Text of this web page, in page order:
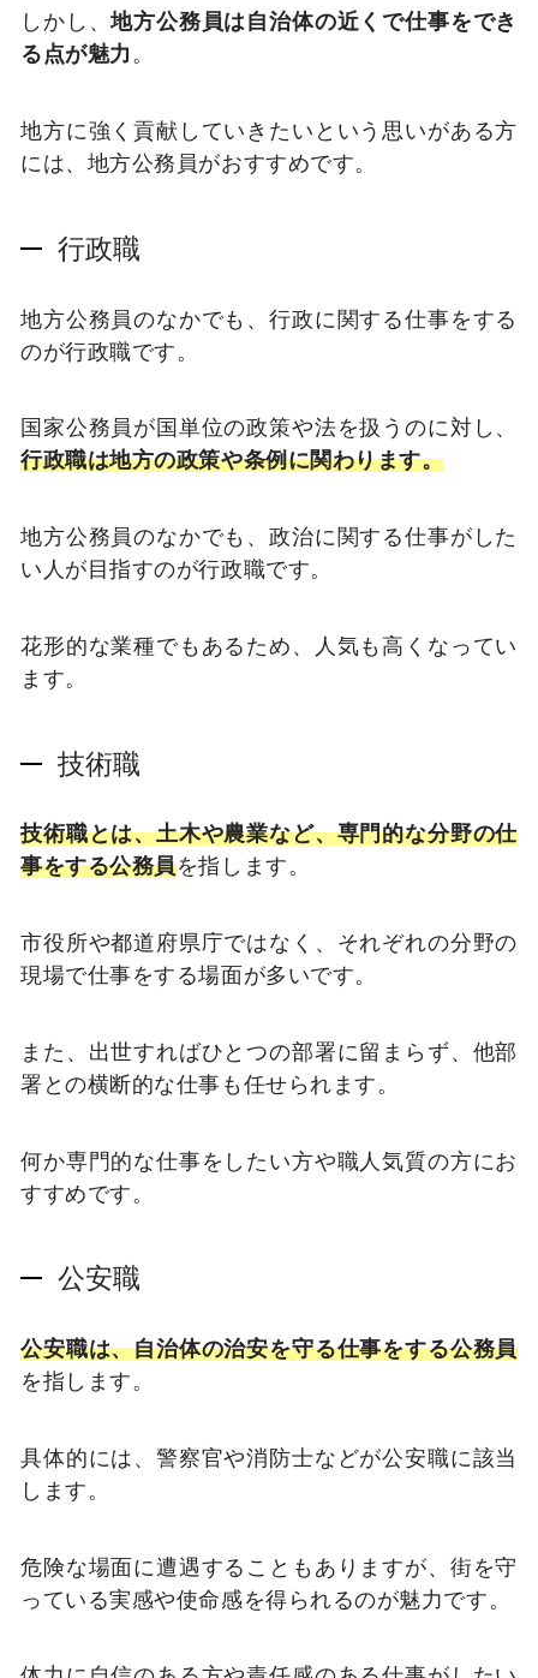
しかし、地方公務員は自治体の近くで仕事をでき
る点が魅力。
地方に強く貢献していきたいという思いがある方
には、地方公務員がおすすめです。
行政職
地方公務員のなかでも、行政に関する仕事をする
のが行政職です。
国家公務員が国単位の政策や法を扱うのに対し、
行政職は地方の政策や条例に関わります。
地方公務員のなかでも、政治に関する仕事がした
い人が目指すのが行政職です。
花形的な業種でもあるため、人気も高くなってい
ます。
技術職
技術職とは、土木や農業など、専門的な分野の仕
事をする公務員を指します。
市役所や都道府県庁ではなく、それぞれの分野の
現場で仕事をする場面が多いです。
また、出世すればひとつの部署に留まらず、他部
署との横断的な仕事も任せられます。
何か専門的な仕事をしたい方や職人気質の方にお
すすめです。
公安職
公安職は、自治体の治安を守る仕事をする公務員
を指します。
具体的には、警察官や消防士などが公安職に該当
します。
危険な場面に遭遇することもありますが、街を守
っている実感や使命感を得られるのが魅力です。